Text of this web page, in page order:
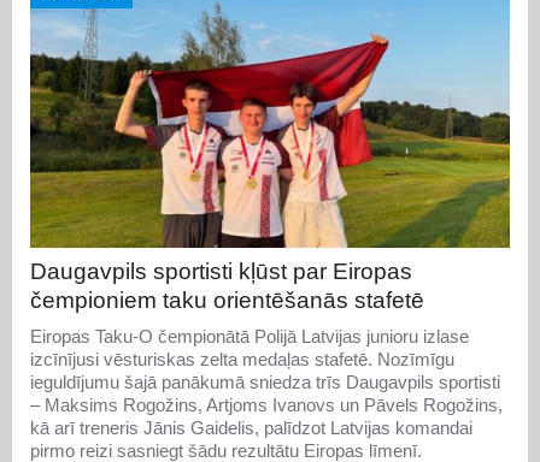
Daugavpils sportisti kļūst par Eiropas
čempioniem taku orientēšanās stafetē
Eiropas Taku-O čempionātā Polijā Latvijas junioru izlase
izcīnījusi vēsturiskas zelta medaļas stafetē. Nozīmīgu
ieguldījumu šajā panākumā sniedza trīs Daugavpils sportisti
– Maksims Rogožins, Artjoms Ivanovs un Pāvels Rogožins,
kā arī treneris Jānis Gaidelis, palīdzot Latvijas komandai
pirmo reizi sasniegt šādu rezultātu Eiropas līmenī.